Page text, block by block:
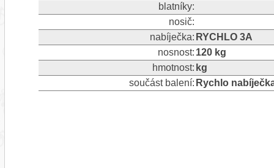
blatníky:
nosič:
nabíječka: RYCHLO 3A
nosnost: 120 kg
hmotnost: kg
součást balení: Rychlo